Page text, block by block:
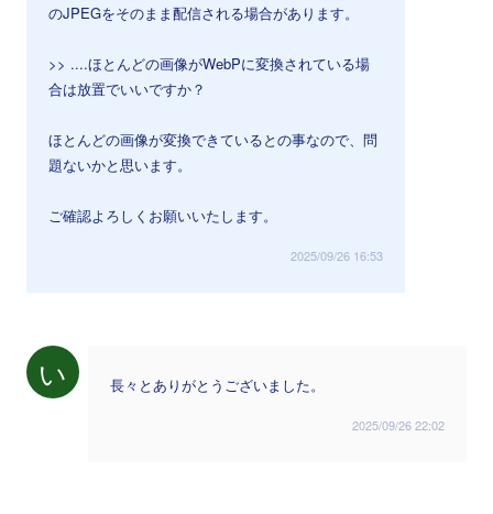
のJPEGをそのまま配信される場合があります。
>> ....ほとんどの画像がWebPに変換されている場
合は放置でいいですか？
ほとんどの画像が変換できているとの事なので、問
題ないかと思います。
ご確認よろしくお願いいたします。
2025/09/26 16:53
い 長々とありがとうございました。
2025/09/26 22:02